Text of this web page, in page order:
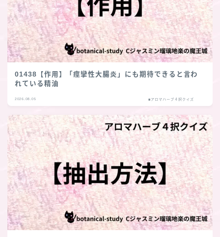
01438【作用】「痙攣性大腸炎」にも期待できると言わ
れている精油
2026.08.05 ■アロマハーブ４択クイズ